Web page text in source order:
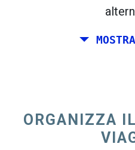
andata
Seleziona
ORGANIZZA